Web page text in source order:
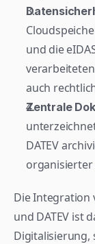
und die
auch
Zentrale
DATEV
Die Integration
und DATEV ist
Digitalisierung,